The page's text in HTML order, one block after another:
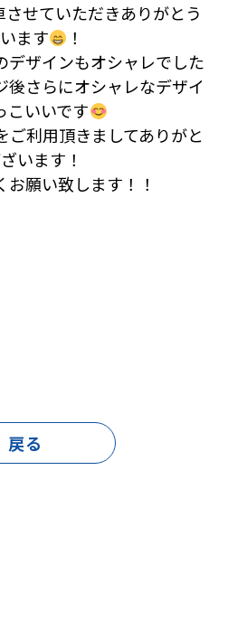
せていただきありがとう
ます
！
デザインもオシャレでした
後さらにオシャレなデザイ
こいいです
ご利用頂きましてありがと
います！
願い致します！！
戻る